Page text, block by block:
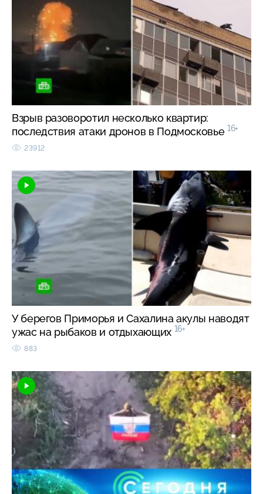
Взрыв разоворотил несколько квартир:
последствия атаки дронов в Подмосковье 16+
23912
У берегов Приморья и Сахалина акулы наводят
ужас на рыбаков и отдыхающих 16+
883